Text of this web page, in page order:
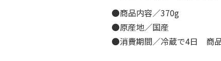
●商品内容／370g
●原産地／国産
●消費期間／冷蔵で4日 商